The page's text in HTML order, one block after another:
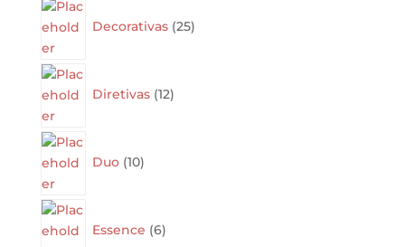
Decorativas 25products
Diretivas 12products
Duo 10products
Essence 6products